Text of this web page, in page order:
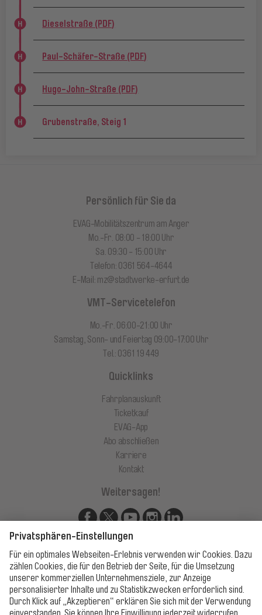
Dieselstraße (PDF)
Paul-Schäfer-Straße (PDF)
Hugo-John-Straße (PDF)
Grubenstraße, Steig 1
Persönlich für Sie da
EVAG-Mobilitätszentrum am Anger
Mo.-Fr. 08:00 - 18:00 Uhr
Sa. 09:30 - 15:00 Uhr
Telefon: 0361 564-4644
E-Mail: mz@stadtwerke-erfurt.de
VMT-Servicetelefon
Mo.-Fr. 06:00-21:00 Uhr
Samstag, Sonn- und Feiertag 09:00-17:00 Uhr
Tel.: 0361 19 449
Quicklinks
Fahrplanauskunft
Ticketkauf
EVAG-App
Abo abschließen
Karriere
Kontakt
Weitersagen!